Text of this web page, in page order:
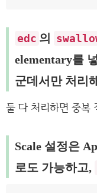
edc 의
elementary를
군데서만 처리
둘 다 처리하면 중복
Scale 설정은
로도 가능하고,